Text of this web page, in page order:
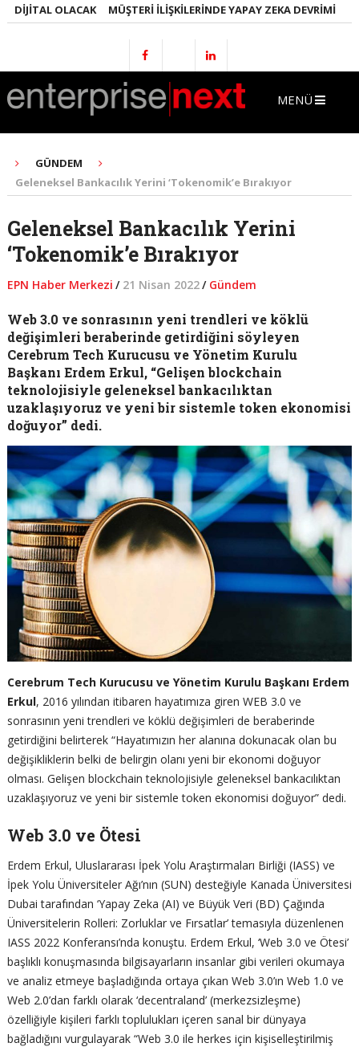
OLACAK MÜŞTERI İLIŞKILERINDE YAPAY ZEKA DEVRIMI
MENÜ
GÜNDEM
Geleneksel Bankacılık Yerini ‘Tokenomik’e Bırakıyor
Geleneksel Bankacılık Yerini
‘Tokenomik’e Bırakıyor
EPN Haber Merkezi / 21 Nisan 2022/ Gündem
Web 3.0 ve sonrasının yeni trendleri ve köklü
değişimleri beraberinde getirdiğini söyleyen
Cerebrum Tech Kurucusu ve Yönetim Kurulu
Başkanı Erdem Erkul, “Gelişen blockchain
teknolojisiyle geleneksel bankacılıktan
uzaklaşıyoruz ve yeni bir sistemle token ekonomisi
doğuyor” dedi.
Cerebrum Tech Kurucusu ve Yönetim Kurulu Başkanı Erdem
Erkul, 2016 yılından itibaren hayatımıza giren WEB 3.0 ve
sonrasının yeni trendleri ve köklü değişimleri de beraberinde
getirdiğini belirterek “Hayatımızın her alanına dokunacak olan bu
değişikliklerin belki de belirgin olanı yeni bir ekonomi doğuyor
olması. Gelişen blockchain teknolojisiyle geleneksel bankacılıktan
uzaklaşıyoruz ve yeni bir sistemle token ekonomisi doğuyor” dedi.
Web 3.0 ve Ötesi
Erdem Erkul, Uluslararası İpek Yolu Araştırmaları Birliği (IASS) ve
İpek Yolu Üniversiteler Ağı’nın (SUN) desteğiyle Kanada Üniversitesi
Dubai tarafından ‘Yapay Zeka (AI) ve Büyük Veri (BD) Çağında
Üniversitelerin Rolleri: Zorluklar ve Fırsatlar’ temasıyla düzenlenen
IASS 2022 Konferansı’nda konuştu. Erdem Erkul, ‘Web 3.0 ve Ötesi’
başlıklı konuşmasında bilgisayarların insanlar gibi verileri okumaya
ve analiz etmeye başladığında ortaya çıkan Web 3.0’ın Web 1.0 ve
Web 2.0’dan farklı olarak ‘decentraland’ (merkezsizleşme)
özelliğiyle kişileri farklı toplulukları içeren sanal bir dünyaya
bağladığını vurgulayarak “Web 3.0 ile herkes için kişiselleştirilmiş